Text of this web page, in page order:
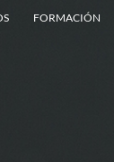
FORMACIÓN